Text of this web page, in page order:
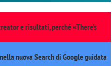
e risultati, perché «There’s
nuova Search di Google guidata